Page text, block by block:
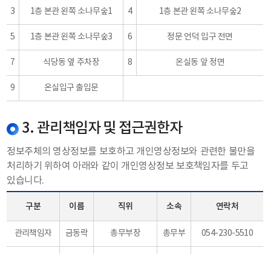
3 1층 본관 왼쪽 소나무숲1 4 1층 본관 왼쪽 소나무숲2
5 1층 본관 왼쪽 소나무숲3 6 정문 언덕 입구 전면
7 식당동 옆 주차장 8 온실동 앞 정면
9 온실입구 출입문
3. 관리책임자 및 접근권한자
정보주체의 영상정보를 보호하고 개인영상정보와 관련한 불만을
처리하기 위하여 아래와 같이 개인영상정보 보호책임자를 두고
있습니다.
구분 이름 직위 소속 연락처
관리책임자 금동락 총무부장 총무부 054-230-5510